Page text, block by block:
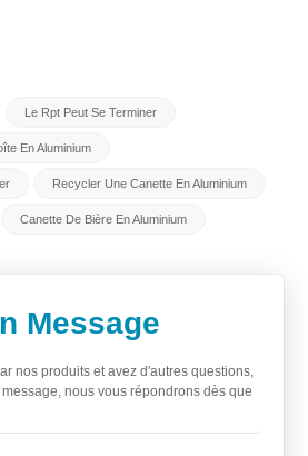
Le Rpt Peut Se Terminer
En Aluminium
Recycler Une Canette En Aluminium
Canette De Bière En Aluminium
Message
nos produits et avez d'autres questions,
nous vous répondrons dès que